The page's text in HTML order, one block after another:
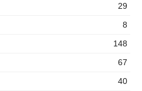
29
8
148
67
40